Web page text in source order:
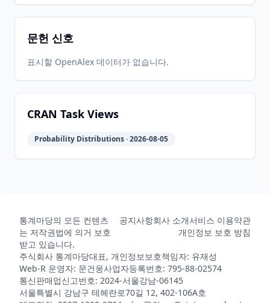
문헌 신호
표시할 OpenAlex 데이터가 없습니다.
CRAN Task Views
Probability Distributions · 2026-08-05
통계마당의 모든 컨텐츠
는 저작권법에 의거 보호
받고 있습니다.
공지사항회사 소개서비스 이용약관
개인정보 보호 방침
주식회사 통계마당대표, 개인정보보호책임자: 유재성
Web-R 운영자: 문건웅사업자등록번호: 795-88-02574
통신판매업신고번호: 2024-서울강남-06145
서울특별시 강남구 테헤란로70길 12, 402-106A호